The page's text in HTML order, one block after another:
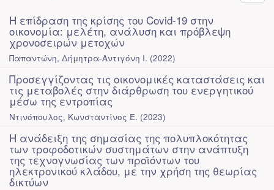
Η επίδραση της κρίσης του Covid-19 στην
οικονομία: μελέτη, ανάλυση και πρόβλεψη
χρονοσειρών μετοχών
Παπαντώνη, Δήμητρα-Αντιγόνη Ι. (2022)
Προσεγγίζοντας τις οικονομικές καταστάσεις και
τις μεταβολές στην διάρθρωση του ενεργητικού
μέσω της εντροπίας
Ντινόπουλος, Κωνσταντίνος Ε. (2023)
Η ανάδειξη της σημασίας της πολυπλοκότητας
των τροφοδοτικών συστημάτων στην ανάπτυξη
της τεχνογνωσίας των προϊόντων του
ηλεκτρονικού κλάδου, με την χρήση της θεωρίας
δικτύων